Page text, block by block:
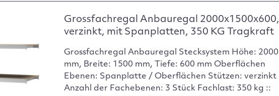
Grossfachregal Anbauregal 2000x1500x600,
verzinkt, mit Spanplatten, 350 KG Tragkraft
Grossfachregal Anbauregal Stecksystem Höhe: 2000
mm, Breite: 1500 mm, Tiefe: 600 mm Oberflächen
Ebenen: Spanplatte / Oberflächen Stützen: verzinkt
Anzahl der Fachebenen: 3 Stück Fachlast: 350 kg ::